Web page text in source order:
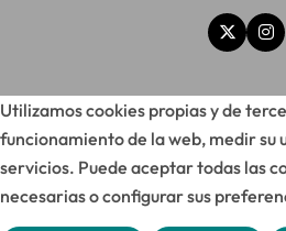
Utilizamos cookies propias y de
funcionamiento de la web, medir su
servicios. Puede aceptar todas las
necesarias o configurar sus